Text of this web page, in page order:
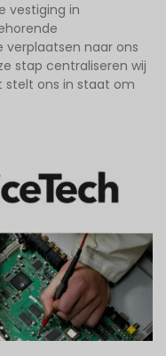
vestiging in
naar ons
stap centraliseren wij
stelt ons in staat om